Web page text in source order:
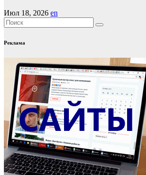
Июл 18, 2026 en
Реклама